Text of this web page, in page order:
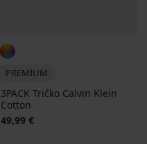
PREMIUM
3PACK Tričko Calvin Klein
Cotton
49,99 €